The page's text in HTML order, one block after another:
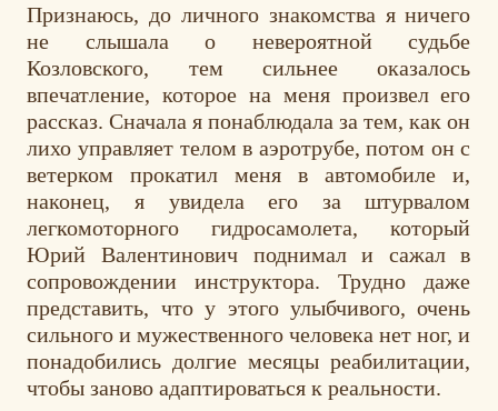
Признаюсь, до личного знакомства я ничего
не слышала о невероятной судьбе
Козловского, тем сильнее оказалось
впечатление, которое на меня произвел его
рассказ. Сначала я понаблюдала за тем, как он
лихо управляет телом в аэротрубе, потом он с
ветерком прокатил меня в автомобиле и,
наконец, я увидела его за штурвалом
легкомоторного гидросамолета, который
Юрий Валентинович поднимал и сажал в
сопровождении инструктора. Трудно даже
представить, что у этого улыбчивого, очень
сильного и мужественного человека нет ног, и
понадобились долгие месяцы реабилитации,
чтобы заново адаптироваться к реальности.